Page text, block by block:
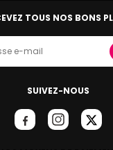
SUIVEZ-NOUS
TOUS NOS BONS